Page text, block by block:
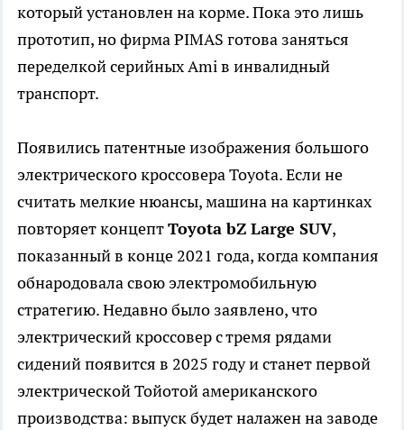
который установлен на корме. Пока это лишь
прототип, но фирма PIMAS готова заняться
переделкой серийных Ami в инвалидный
транспорт.
Появились патентные изображения большого
электрического кроссовера Toyota. Если не
считать мелкие нюансы, машина на картинках
повторяет концептToyota bZ Large SUV,
показанный в конце 2021 года, когда компания
обнародовала свою электромобильную
стратегию. Недавно было заявлено, что
электрический кроссовер с тремя рядами
сидений появится в 2025 году и станет первой
электрической Тойотой американского
производства: выпуск будет налажен на заводе